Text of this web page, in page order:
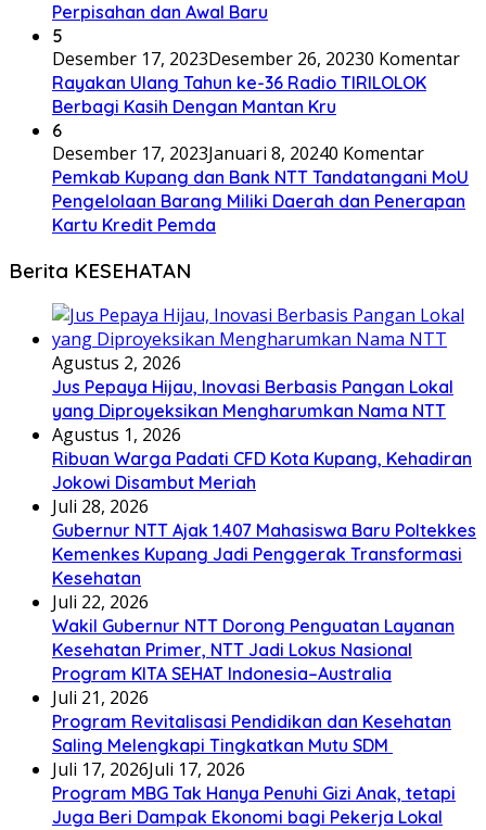
Perpisahan dan Awal Baru
5
Desember 17, 2023Desember 26, 20230 Komentar
Rayakan Ulang Tahun ke-36 Radio TIRILOLOK
Berbagi Kasih Dengan Mantan Kru
6
Desember 17, 2023Januari 8, 20240 Komentar
Pemkab Kupang dan Bank NTT Tandatangani MoU
Pengelolaan Barang Miliki Daerah dan Penerapan
Kartu Kredit Pemda
Berita KESEHATAN
Agustus 2, 2026
Jus Pepaya Hijau, Inovasi Berbasis Pangan Lokal
yang Diproyeksikan Mengharumkan Nama NTT
Agustus 1, 2026
Ribuan Warga Padati CFD Kota Kupang, Kehadiran
Jokowi Disambut Meriah
Juli 28, 2026
Gubernur NTT Ajak 1.407 Mahasiswa Baru Poltekkes
Kemenkes Kupang Jadi Penggerak Transformasi
Kesehatan
Juli 22, 2026
Wakil Gubernur NTT Dorong Penguatan Layanan
Kesehatan Primer, NTT Jadi Lokus Nasional
Program KITA SEHAT Indonesia–Australia
Juli 21, 2026
Program Revitalisasi Pendidikan dan Kesehatan
Saling Melengkapi Tingkatkan Mutu SDM
Juli 17, 2026Juli 17, 2026
Program MBG Tak Hanya Penuhi Gizi Anak, tetapi
Juga Beri Dampak Ekonomi bagi Pekerja Lokal